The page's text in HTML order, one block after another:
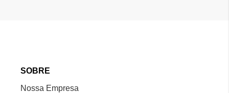
SOBRE
Nossa Empresa